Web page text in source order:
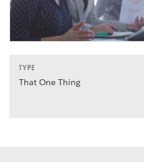
TYPE
That One Thing